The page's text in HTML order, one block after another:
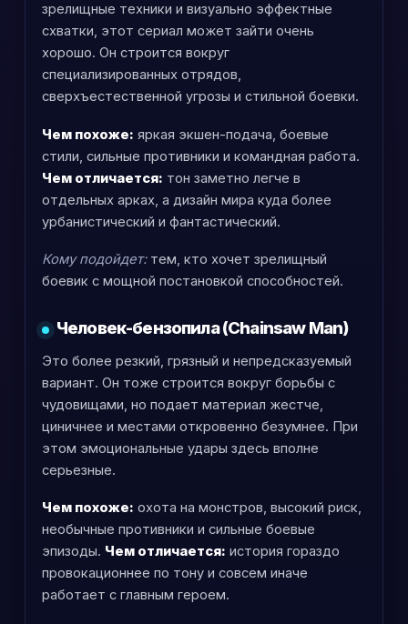
зрелищные техники и визуально эффектные
схватки, этот сериал может зайти очень
хорошо. Он строится вокруг
специализированных отрядов,
сверхъестественной угрозы и стильной боевки.
Чем похоже: яркая экшен-подача, боевые
стили, сильные противники и командная работа.
Чем отличается: тон заметно легче в
отдельных арках, а дизайн мира куда более
урбанистический и фантастический.
Кому подойдет:тем, кто хочет зрелищный
боевик с мощной постановкой способностей.
Человек-бензопила (Chainsaw Man)
Это более резкий, грязный и непредсказуемый
вариант. Он тоже строится вокруг борьбы с
чудовищами, но подает материал жестче,
циничнее и местами откровенно безумнее. При
этом эмоциональные удары здесь вполне
серьезные.
Чем похоже: охота на монстров, высокий риск,
необычные противники и сильные боевые
эпизоды. Чем отличается: история гораздо
провокационнее по тону и совсем иначе
работает с главным героем.